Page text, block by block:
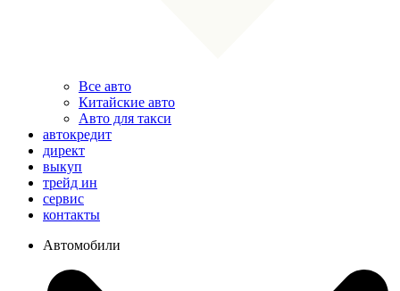
Все авто
Китайские авто
Авто для такси
автокредит
директ
выкуп
трейд ин
сервис
контакты
Автомобили